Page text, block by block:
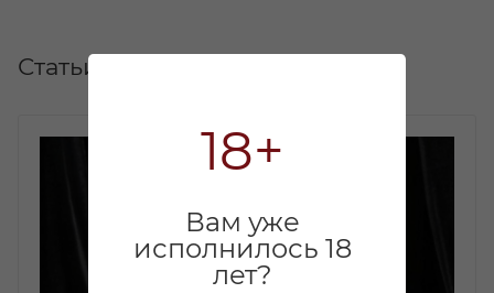
18+
Вам уже
исполнилось 18
лет?
Статьи